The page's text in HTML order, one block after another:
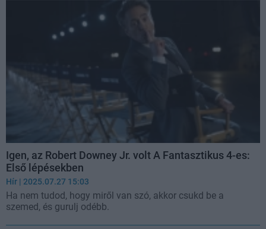
Igen, az Robert Downey Jr. volt A Fantasztikus 4-es:
Első lépésekben
Hír | 2025.07.27 15:03
Ha nem tudod, hogy miről van szó, akkor csukd be a
szemed, és gurulj odébb.